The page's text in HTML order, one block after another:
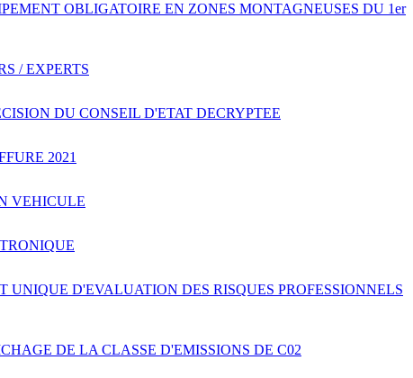
OBLIGATOIRE EN ZONES MONTAGNEUSES DU 1er
/ EXPERTS
DU CONSEIL D'ETAT DECRYPTEE
2021
VEHICULE
D'EVALUATION DES RISQUES PROFESSIONNELS
DE LA CLASSE D'EMISSIONS DE C02